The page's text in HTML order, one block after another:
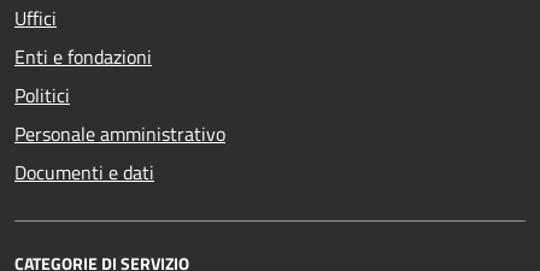
Uffici
Enti e fondazioni
Politici
Personale amministrativo
Documenti e dati
CATEGORIE DI SERVIZIO